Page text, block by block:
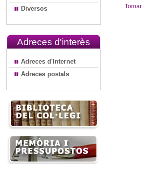
Diversos
Adreces d'interès
Adreces d'Internet
Adreces postals
Tornar